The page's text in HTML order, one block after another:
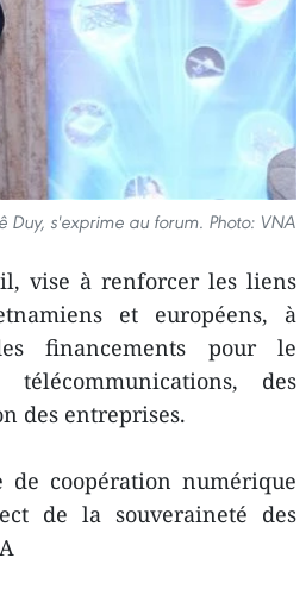
Duy, s'exprime au forum. Photo: VNA
vise à renforcer les liens
et européens, à
financements pour le
télécommunications, des
des entreprises.
de coopération numérique
de la souveraineté des